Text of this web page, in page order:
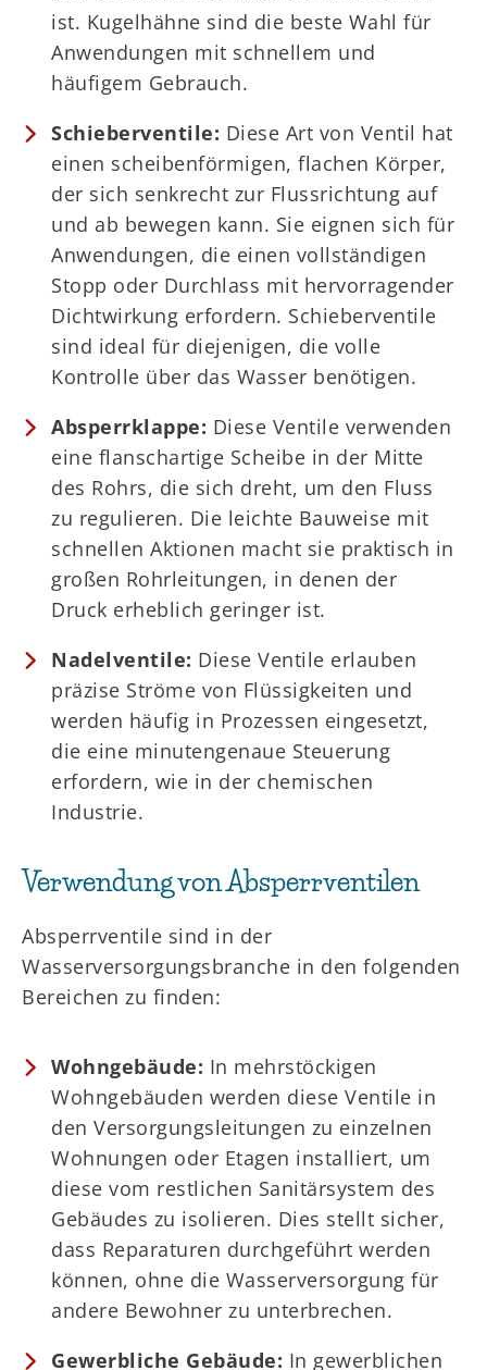
ist. Kugelhähne sind die beste Wahl für
Anwendungen mit schnellem und
häufigem Gebrauch.
Schieberventile: Diese Art von Ventil hat
einen scheibenförmigen, flachen Körper,
der sich senkrecht zur Flussrichtung auf
und ab bewegen kann. Sie eignen sich für
Anwendungen, die einen vollständigen
Stopp oder Durchlass mit hervorragender
Dichtwirkung erfordern. Schieberventile
sind ideal für diejenigen, die volle
Kontrolle über das Wasser benötigen.
Absperrklappe: Diese Ventile verwenden
eine flanschartige Scheibe in der Mitte
des Rohrs, die sich dreht, um den Fluss
zu regulieren. Die leichte Bauweise mit
schnellen Aktionen macht sie praktisch in
großen Rohrleitungen, in denen der
Druck erheblich geringer ist.
Nadelventile: Diese Ventile erlauben
präzise Ströme von Flüssigkeiten und
werden häufig in Prozessen eingesetzt,
die eine minutengenaue Steuerung
erfordern, wie in der chemischen
Industrie.
Verwendung von Absperrventilen
Absperrventile sind in der
Wasserversorgungsbranche in den folgenden
Bereichen zu finden:
Wohngebäude: In mehrstöckigen
Wohngebäuden werden diese Ventile in
den Versorgungsleitungen zu einzelnen
Wohnungen oder Etagen installiert, um
diese vom restlichen Sanitärsystem des
Gebäudes zu isolieren. Dies stellt sicher,
dass Reparaturen durchgeführt werden
können, ohne die Wasserversorgung für
andere Bewohner zu unterbrechen.
Gewerbliche Gebäude: In gewerblichen